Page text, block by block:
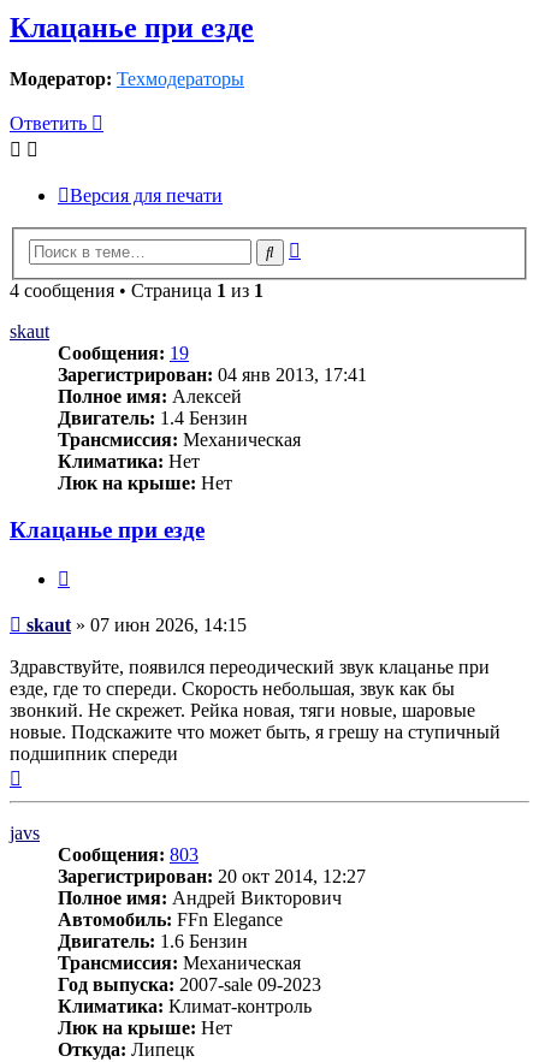
Клацанье при езде
Модератор: Техмодераторы
Ответить
Версия для печати
Поиск
4 сообщения • Страница 1 из 1
skaut
Сообщения: 19
Зарегистрирован: 04 янв 2013, 17:41
Полное имя: Алексей
Двигатель: 1.4 Бензин
Трансмиссия: Механическая
Климатика: Нет
Люк на крыше: Нет
Клацанье при езде
Сообщение
skaut » 07 июн 2026, 14:15
Здравствуйте, появился переодический звук клацанье при
езде, где то спереди. Скорость небольшая, звук как бы
звонкий. Не скрежет. Рейка новая, тяги новые, шаровые
новые. Подскажите что может быть, я грешу на ступичный
подшипник спереди
javs
Сообщения: 803
Зарегистрирован: 20 окт 2014, 12:27
Полное имя: Андрей Викторович
Автомобиль: FFn Elegance
Двигатель: 1.6 Бензин
Трансмиссия: Механическая
Год выпуска: 2007-sale 09-2023
Климатика: Климат-контроль
Люк на крыше: Нет
Откуда: Липецк